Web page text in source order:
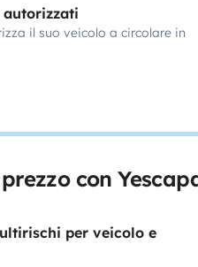
il suo veicolo a circolare in
con
per veicolo e